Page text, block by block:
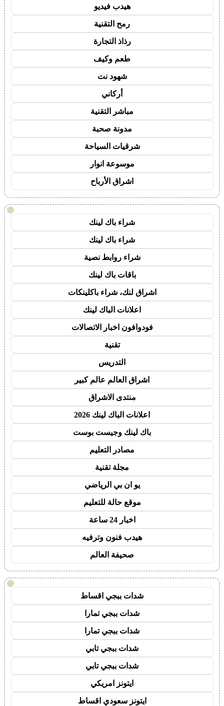
هيدب فيديو
رمح التقنية
رذاذ التجارة
طعم وكيف
شهود نت
أركاني
مباشر التقنية
مدونة صحبة
شرقيات السياحة
موسوعة انوار
اشراق الأرباح
!
شراء باك لينك
شراء باك لينك
شراء روابط نصية
باقات باك لينك
اشراق لنك، شراء باكلينكات
اعلانات الباك لينك
فودوافون اخبار الاتصالات
تقنية
التدريس
اشراق العالم عالم كبير
منتدى الاشراق
اعلانات الباك لينك 2026
باك لينك وجيست بوست
مصادر التعليم
مجلة تقنية
يو ان بي الرياضي
موقع حالة للتعليم
اخبار 24 ساعة
هيدب فنون وترفيه
صحيفة العالم
!
شدات ببجي اقساط
شدات ببجي تمارا
شدات ببجي تمارا
شدات ببجي تابي
شدات ببجي تابي
ايتونز امريكي
ايتونز سعودي اقساط